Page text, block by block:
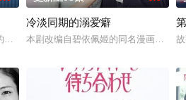
板规矩，内阁官房直属成立了一个特殊的
冷淡同期的溺爱癖
本剧改编自碧依佩姬的同名漫画，是